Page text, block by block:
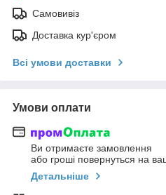
Самовивіз
Доставка кур'єром
Всі умови доставки
Умови оплати
Ви отримаєте замовлення
або гроші повернуться на
Детальніше